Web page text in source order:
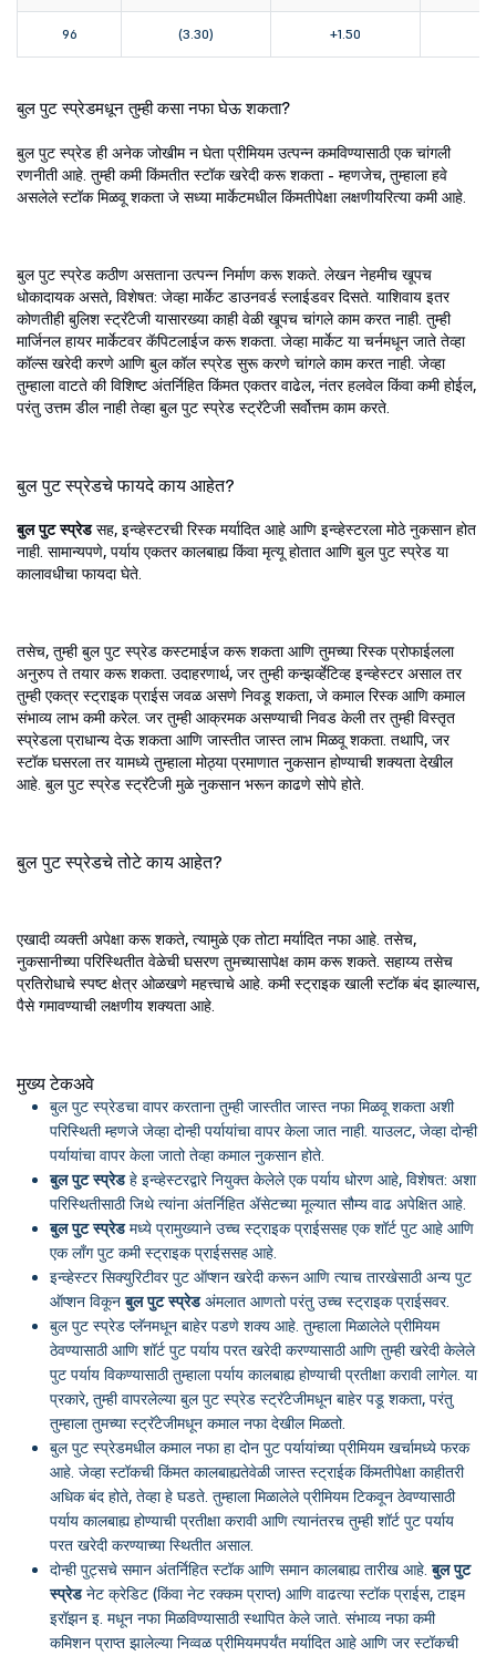
96 (3.30) +1.50
बुल पुट स्प्रेडमधून तुम्ही कसा नफा घेऊ शकता?
बुल पुट स्प्रेड ही अनेक जोखीम न घेता प्रीमियम उत्पन्न कमविण्यासाठी एक चांगली
रणनीती आहे. तुम्ही कमी किंमतीत स्टॉक खरेदी करू शकता - म्हणजेच, तुम्हाला हवे
असलेले स्टॉक मिळवू शकता जे सध्या मार्केटमधील किंमतीपेक्षा लक्षणीयरित्या कमी आहे.
बुल पुट स्प्रेड कठीण असताना उत्पन्न निर्माण करू शकते. लेखन नेहमीच खूपच
धोकादायक असते, विशेषत: जेव्हा मार्केट डाउनवर्ड स्लाईडवर दिसते. याशिवाय इतर
कोणतीही बुलिश स्ट्रॅटेजी यासारख्या काही वेळी खूपच चांगले काम करत नाही. तुम्ही
मार्जिनल हायर मार्केटवर कॅपिटलाईज करू शकता. जेव्हा मार्केट या चर्नमधून जाते तेव्हा
कॉल्स खरेदी करणे आणि बुल कॉल स्प्रेड सुरू करणे चांगले काम करत नाही. जेव्हा
तुम्हाला वाटते की विशिष्ट अंतर्निहित किंमत एकतर वाढेल, नंतर हलवेल किंवा कमी होईल,
परंतु उत्तम डील नाही तेव्हा बुल पुट स्प्रेड स्ट्रॅटेजी सर्वोत्तम काम करते.
बुल पुट स्प्रेडचे फायदे काय आहेत?
बुल पुट स्प्रेडसह, इन्व्हेस्टरची रिस्क मर्यादित आहे आणि इन्व्हेस्टरला मोठे नुकसान होत
नाही. सामान्यपणे, पर्याय एकतर कालबाह्य किंवा मृत्यू होतात आणि बुल पुट स्प्रेड या
कालावधीचा फायदा घेते.
तसेच, तुम्ही बुल पुट स्प्रेड कस्टमाईज करू शकता आणि तुमच्या रिस्क प्रोफाईलला
अनुरुप ते तयार करू शकता. उदाहरणार्थ, जर तुम्ही कन्झर्व्हेटिव्ह इन्व्हेस्टर असाल तर
तुम्ही एकत्र स्ट्राइक प्राईस जवळ असणे निवडू शकता, जे कमाल रिस्क आणि कमाल
संभाव्य लाभ कमी करेल. जर तुम्ही आक्रमक असण्याची निवड केली तर तुम्ही विस्तृत
स्प्रेडला प्राधान्य देऊ शकता आणि जास्तीत जास्त लाभ मिळवू शकता. तथापि, जर
स्टॉक घसरला तर यामध्ये तुम्हाला मोठ्या प्रमाणात नुकसान होण्याची शक्यता देखील
आहे. बुल पुट स्प्रेड स्ट्रॅटेजी मुळे नुकसान भरून काढणे सोपे होते.
बुल पुट स्प्रेडचे तोटे काय आहेत?
एखादी व्यक्ती अपेक्षा करू शकते, त्यामुळे एक तोटा मर्यादित नफा आहे. तसेच,
नुकसानीच्या परिस्थितीत वेळेची घसरण तुमच्यासापेक्ष काम करू शकते. सहाय्य तसेच
प्रतिरोधाचे स्पष्ट क्षेत्र ओळखणे महत्त्वाचे आहे. कमी स्ट्राइक खाली स्टॉक बंद झाल्यास,
पैसे गमावण्याची लक्षणीय शक्यता आहे.
मुख्य टेकअवे
बुल पुट स्प्रेडचा वापर करताना तुम्ही जास्तीत जास्त नफा मिळवू शकता अशी
परिस्थिती म्हणजे जेव्हा दोन्ही पर्यायांचा वापर केला जात नाही. याउलट, जेव्हा दोन्ही
पर्यायांचा वापर केला जातो तेव्हा कमाल नुकसान होते.
बुल पुट स्प्रेडहे इन्व्हेस्टरद्वारे नियुक्त केलेले एक पर्याय धोरण आहे, विशेषत: अशा
परिस्थितीसाठी जिथे त्यांना अंतर्निहित ॲसेटच्या मूल्यात सौम्य वाढ अपेक्षित आहे.
बुल पुट स्प्रेडमध्ये प्रामुख्याने उच्च स्ट्राइक प्राईससह एक शॉर्ट पुट आहे आणि
एक लाँग पुट कमी स्ट्राइक प्राईससह आहे.
इन्व्हेस्टर सिक्युरिटीवर पुट ऑप्शन खरेदी करून आणि त्याच तारखेसाठी अन्य पुट
ऑप्शन विकूनबुल पुट स्प्रेडअंमलात आणतो परंतु उच्च स्ट्राइक प्राईसवर.
बुल पुट स्प्रेड प्लॅनमधून बाहेर पडणे शक्य आहे. तुम्हाला मिळालेले प्रीमियम
ठेवण्यासाठी आणि शॉर्ट पुट पर्याय परत खरेदी करण्यासाठी आणि तुम्ही खरेदी केलेले
पुट पर्याय विकण्यासाठी तुम्हाला पर्याय कालबाह्य होण्याची प्रतीक्षा करावी लागेल. या
प्रकारे, तुम्ही वापरलेल्या बुल पुट स्प्रेड स्ट्रॅटेजीमधून बाहेर पडू शकता, परंतु
तुम्हाला तुमच्या स्ट्रॅटेजीमधून कमाल नफा देखील मिळतो.
बुल पुट स्प्रेडमधील कमाल नफा हा दोन पुट पर्यायांच्या प्रीमियम खर्चामध्ये फरक
आहे. जेव्हा स्टॉकची किंमत कालबाह्यतेवेळी जास्त स्ट्राईक किंमतीपेक्षा काहीतरी
अधिक बंद होते, तेव्हा हे घडते. तुम्हाला मिळालेले प्रीमियम टिकवून ठेवण्यासाठी
पर्याय कालबाह्य होण्याची प्रतीक्षा करावी आणि त्यानंतरच तुम्ही शॉर्ट पुट पर्याय
परत खरेदी करण्याच्या स्थितीत असाल.
दोन्ही पुट्सचे समान अंतर्निहित स्टॉक आणि समान कालबाह्य तारीख आहे.बुल पुट
स्प्रेडनेट क्रेडिट (किंवा नेट रक्कम प्राप्त) आणि वाढत्या स्टॉक प्राईस, टाइम
इरॉझन इ. मधून नफा मिळविण्यासाठी स्थापित केले जाते. संभाव्य नफा कमी
कमिशन प्राप्त झालेल्या निव्वळ प्रीमियमपर्यंत मर्यादित आहे आणि जर स्टॉकची